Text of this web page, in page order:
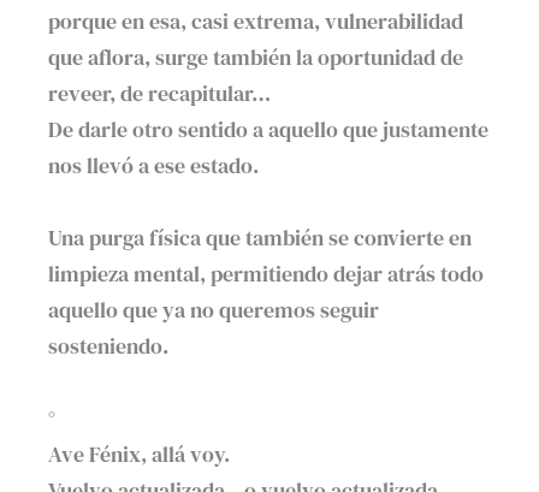
porque en esa, casi extrema, vulnerabilidad
que aflora, surge también la oportunidad de
reveer, de recapitular…⁣
De darle otro sentido a aquello que justamente
nos llevó a ese estado.⁣
Una purga física que también se convierte en
limpieza mental, permitiendo dejar atrás todo
aquello que ya no queremos seguir
sosteniendo.⁣
°⁣
Ave Fénix, allá voy.⁣